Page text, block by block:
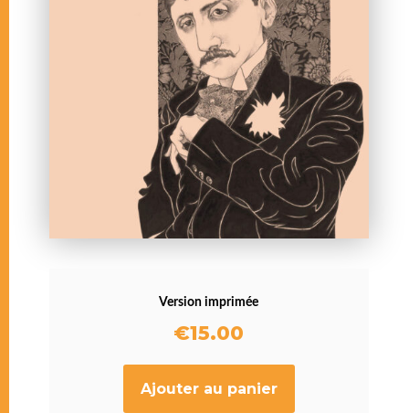
Version imprimée
€15.00
Ajouter au panier